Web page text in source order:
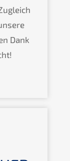
Dank